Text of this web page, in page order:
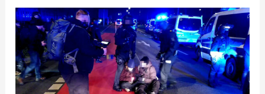
OB
Göttingen
bzgl.
gewalttätiger
Gegenproteste